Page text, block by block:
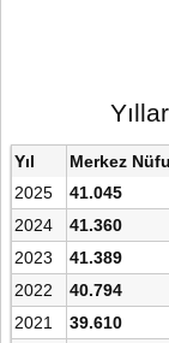
Yıl Merkez
2025
41.045
2024
41.360
2023
41.389
2022
40.794
2021
39.610